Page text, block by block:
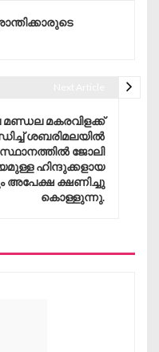
മകരവിളക്ക്
ശബരിമലയിൽ
ജോലി
ഹിന്ദുക്കളായ
അപേക്ഷ ക്ഷണിച്ചു
കൊള്ളുന്നു.